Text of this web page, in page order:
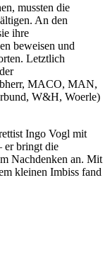
mussten die
An den
ihre
beweisen und
Letztlich
MACO, MAN,
W&H, Woerle)
Ingo Vogl mit
er bringt die
Nachdenken an. Mit
kleinen Imbiss fand